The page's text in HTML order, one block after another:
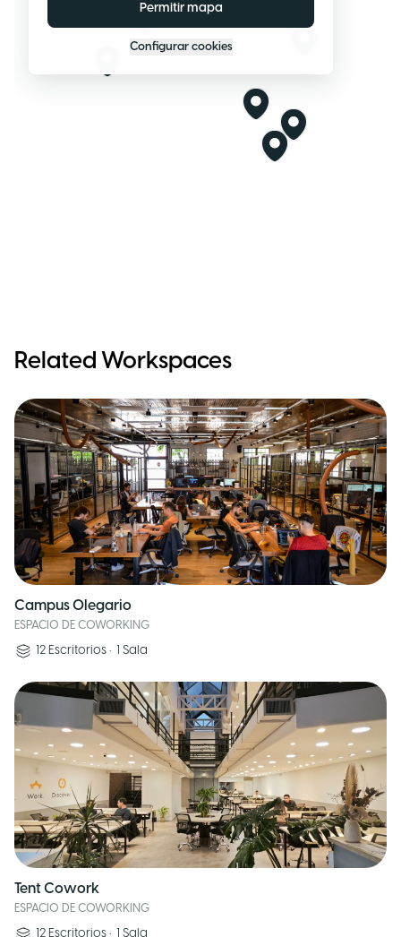
Permitir mapa
Configurar cookies
Related Workspaces
Campus Olegario
ESPACIO DE COWORKING
12 Escritorios • 1 Sala
Tent Cowork
ESPACIO DE COWORKING
12 Escritorios • Sala